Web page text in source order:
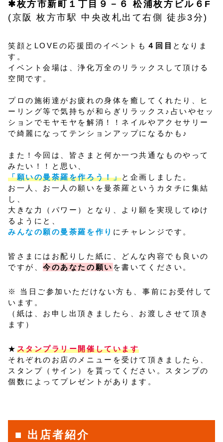
✱枚方市新町１丁目９－６ 松浦枚方ビル６F
(京阪 枚方市駅 中央改札出て右側 徒歩3分)
笑顔とLOVEの応援団のイベントも ４回目 となりま
す。
イベント会場は、浄化万全のリラックスして頂ける
空間です。
プロの施術達がお疲れの身体を癒してくれたり、ヒ
ーリング等で気持ちが和らぎリラックス♪占いやセッ
ションでモヤモヤを解消！！ネイルやアクセサリー
で綺麗になってテンションアップになるかも♪
また！今回は、皆さまと何か一つ共通なものやって
みたい！！と思い、
「願いの曼荼羅を作ろう！」と企画しました。
お一人、お一人の願いを曼荼羅というカタチに集結
し、
大きな力（パワー）となり、より願を実現してゆけ
るようにと、
みんなの願の曼荼羅を作り にチャレンジです。
皆さまにはお配りした紙に、どんな内容でも良いの
ですが、今のあなたの願い を書いてください。
※ 当日ご参加いただけない方も、事前にお受付して
います。
（紙は、お申し出頂きましたら、お渡しさせて頂き
ます）
★ スタンプラリー開催しています
それぞれのお店のメニューを受けて頂きましたら、
スタンプ（サイン）を貰ってください。スタンプの
個数によってプレゼントがあります。
■ 出店者紹介